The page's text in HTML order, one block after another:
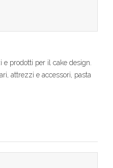
prodotti per il cake design.
attrezzi e accessori, pasta